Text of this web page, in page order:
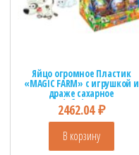
Яйцо огромное Пластик
«MAGIC FARM» с игрушкой и
драже сахарное
1кор*6бл*12шт,20г
2462.04₽
В корзину